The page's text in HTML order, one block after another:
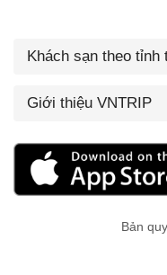
Khách sạn theo tỉnh
Giới thiệu VNTRIP
Bản